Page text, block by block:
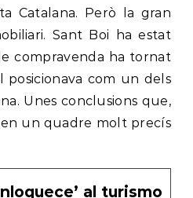
Catalana. Però la gran
Sant Boi ha estat
compravenda ha tornat
com un dels
Unes conclusions que,
un quadre molt precís
al turismo